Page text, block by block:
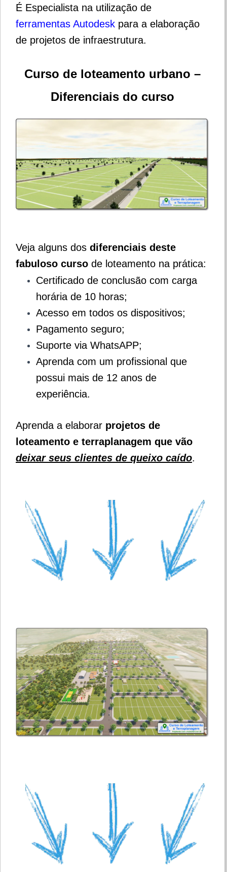
É Especialista na utilização de
ferramentas Autodesk para a elaboração
de projetos de infraestrutura.
Curso de loteamento urbano –
Diferenciais do curso
Veja alguns dos diferenciais deste
fabuloso curso de loteamento na prática:
Certificado de conclusão com carga
horária de 10 horas;
Acesso em todos os dispositivos;
Pagamento seguro;
Suporte via WhatsAPP;
Aprenda com um profissional que
possui mais de 12 anos de
experiência.
Aprenda a elaborar projetos de
loteamento e terraplanagem que vão
deixar seus clientes de queixo caído.